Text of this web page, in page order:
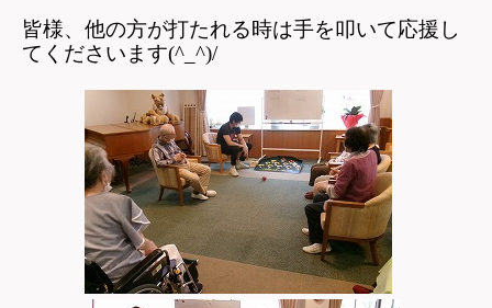
皆様、他の方が打たれる時は手を叩いて応援し
てくださいます(^_^)/